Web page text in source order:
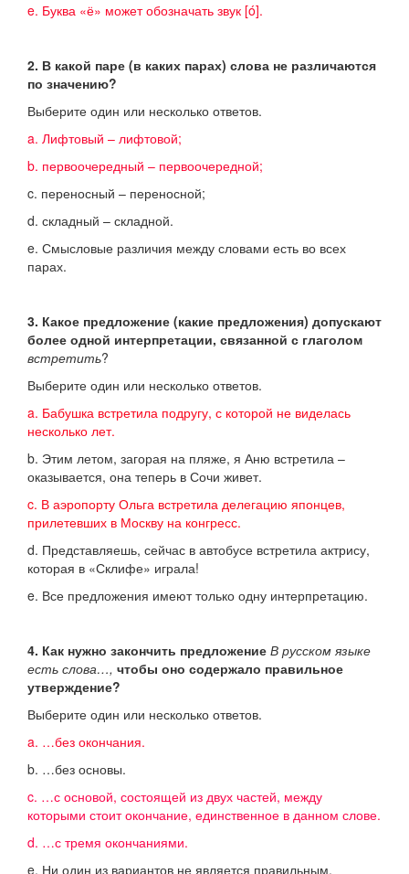
e. Буква «ё» может обозначать звук [ó].
2. В какой паре (в каких парах) слова не различаются
по значению?
Выберите один или несколько ответов.
a. Лифтовый – лифтовой;
b. первоочередный – первоочередной;
c. переносный – переносной;
d. складный – складной.
e. Смысловые различия между словами есть во всех
парах.
3. Какое предложение (какие предложения) допускают
более одной интерпретации, связанной с глаголом
встретить?
Выберите один или несколько ответов.
a. Бабушка встретила подругу, с которой не виделась
несколько лет.
b. Этим летом, загорая на пляже, я Аню встретила –
оказывается, она теперь в Сочи живет.
c. В аэропорту Ольга встретила делегацию японцев,
прилетевших в Москву на конгресс.
d. Представляешь, сейчас в автобусе встретила актрису,
которая в «Склифе» играла!
e. Все предложения имеют только одну интерпретацию.
4. Как нужно закончить предложение В русском языке
есть слова…, чтобы оно содержало правильное
утверждение?
Выберите один или несколько ответов.
a. …без окончания.
b. …без основы.
c. …с основой, состоящей из двух частей, между
которыми стоит окончание, единственное в данном слове.
d. …с тремя окончаниями.
e. Ни один из вариантов не является правильным.